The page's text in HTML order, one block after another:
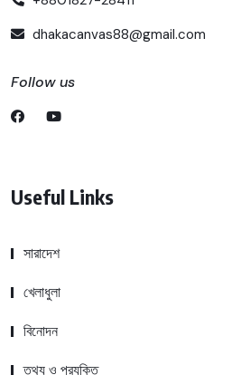
dhakacanvas88@gmail.com
Follow us
Useful Links
সারাদেশ
খেলাধুলা
বিনোদন
তথ্য ও প্রযুক্তি